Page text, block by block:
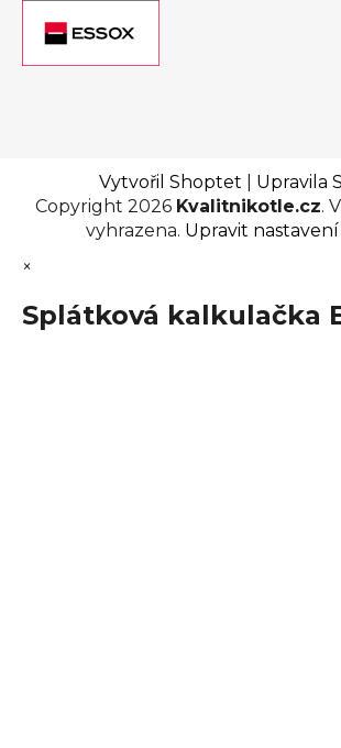
Vytvořil Shoptet
Upravila
Copyright 2026 Kvalitnikotle.cz.
vyhrazena. Upravit
×
Splátková kalkulačka